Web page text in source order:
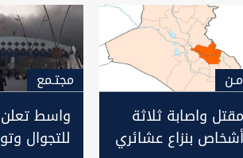
مقتل واصابة ثلاثة
أشخاص بنزاع عشائري
مجتـمع
واسط
للتجوال